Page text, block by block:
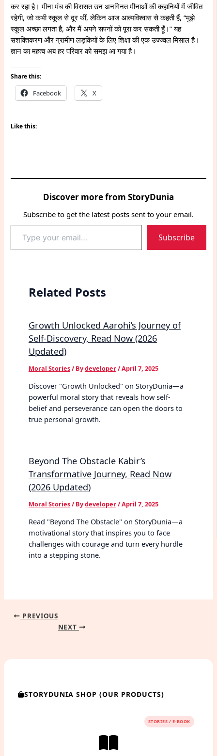
कर रहा है। मीना मंच की विरासत उन अनगिनत मीनाओं की कहानियों में जीवित
रहेगी, जो कभी स्कूल से दूर थीं, लेकिन आज आत्मविश्वास से कहती हैं, “मुझे
स्कूल अच्छा लगता है, और मैं अपने सपनों को पूरा कर सकती हूँ।” यह
सशक्तिकरण और ग्रामीण लड़कियों के लिए शिक्षा की एक उज्ज्वल मिसाल है।
ज्ञान का महत्व अब हर परिवार को समझ आ गया है।
Share this:
Facebook X
Like this:
Discover more from StoryDunia
Subscribe to get the latest posts sent to your email.
your
email…
Subscribe
Related Posts
Growth Unlocked Aarohi’s Journey of
Self-Discovery, Read Now (2026
Updated)
Moral Stories/ Bydeveloper/April 7, 2025
Discover "Growth Unlocked" on StoryDunia—a
powerful moral story that reveals how self-
belief and perseverance can open the doors to
true personal growth.
Beyond The Obstacle Kabir’s
Transformative Journey, Read Now
(2026 Updated)
Moral Stories/ Bydeveloper/April 7, 2025
Read "Beyond The Obstacle" on StoryDunia—a
motivational story that inspires you to face
challenges with courage and turn every hurdle
into a stepping stone.
PREVIOUS
NEXT
STORYDUNIA SHOP (OUR PRODUCTS)
STORIES / E-BOOK